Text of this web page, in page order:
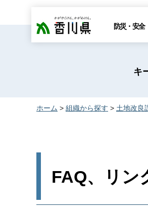
香川県 防災・安全
キ
ホーム > 組織から探す > 土地改良
FAQ、リン